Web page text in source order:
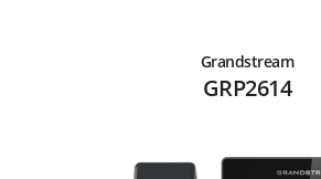
Grandstream
GRP2614